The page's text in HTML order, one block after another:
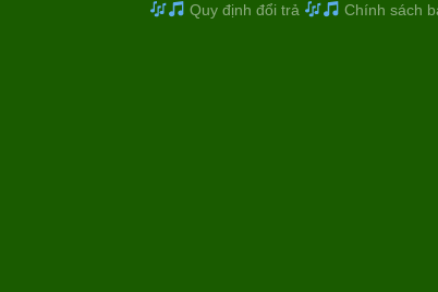
Quy định đổi trả Chính sách